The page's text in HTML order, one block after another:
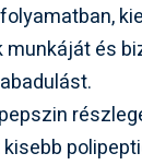
munkáját és